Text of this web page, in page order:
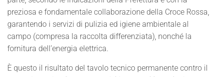
preziosa e fondamentale collaborazione della Croce Rossa,
garantendo i servizi di pulizia ed igiene ambientale al
campo (compresa la raccolta differenziata), nonché la
fornitura dell’energia elettrica.
È questo il risultato del tavolo tecnico permanente contro il